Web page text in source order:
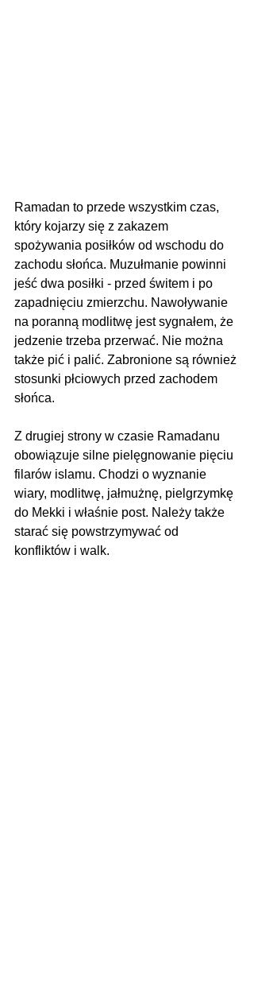
Ramadan to przede wszystkim czas,
który kojarzy się z zakazem
spożywania posiłków od wschodu do
zachodu słońca. Muzułmanie powinni
jeść dwa posiłki - przed świtem i po
zapadnięciu zmierzchu. Nawoływanie
na poranną modlitwę jest sygnałem, że
jedzenie trzeba przerwać. Nie można
także pić i palić. Zabronione są również
stosunki płciowych przed zachodem
słońca.
Z drugiej strony w czasie Ramadanu
obowiązuje silne pielęgnowanie pięciu
filarów islamu. Chodzi o wyznanie
wiary, modlitwę, jałmużnę, pielgrzymkę
do Mekki i właśnie post. Należy także
starać się powstrzymywać od
konfliktów i walk.